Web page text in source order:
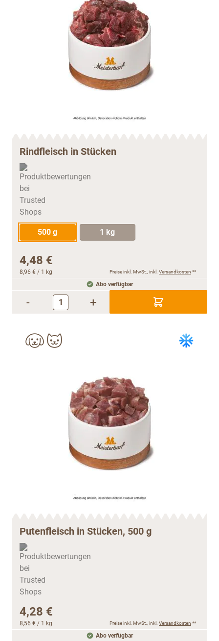
Rindfleisch in Stücken
500 g 1 kg
4,48 €
8,96 € / 1 kg Preise inkl. MwSt., inkl. Versandkosten **
Abo verfügbar
- +
Putenfleisch in Stücken, 500 g
4,28 €
8,56 € / 1 kg Preise inkl. MwSt., inkl. Versandkosten **
Abo verfügbar